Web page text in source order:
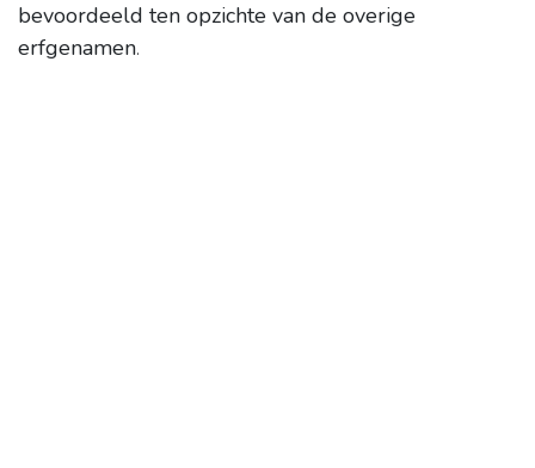
bevoordeeld ten opzichte van de overige
erfgenamen.